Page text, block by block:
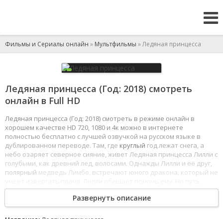
Фильмы и Сериалы онлайн » Мультфильмы » Ледяная принцесса
Ледяная принцесса (Год: 2018) смотреть
онлайн в Full HD
Ледяная принцесса (Год: 2018) смотреть в режиме онлайн в
хорошем качестве HD 720, 1080 и 4к можно в интернете
полностью бесплатно с лучшей озвучкой на русском языке в
дублированном переводе. Там, где круглый год лежат снега, а
небо озаряет северное сияние, живет Ледяная принцесса Лилли с
голубыми, как древний лед, волосами. Однажды Лилли и её друг,
полярный медведь Лимбо, встречают юного дракона, который не
который их ждет, будет не из легких, впереди новых друзей ждет
немало приключений и опасных испытаний.
12345 678
Развернуть описание